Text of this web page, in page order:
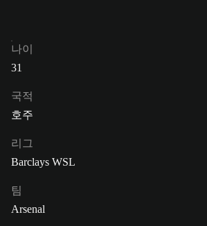
나이
31
국적
호주
리그
Barclays WSL
팀
Arsenal